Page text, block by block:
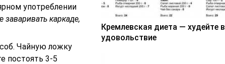
употреблении
каркаде,
Чайную ложку
постоять 3-5
Кремлевская диета — худейте в
удовольствие